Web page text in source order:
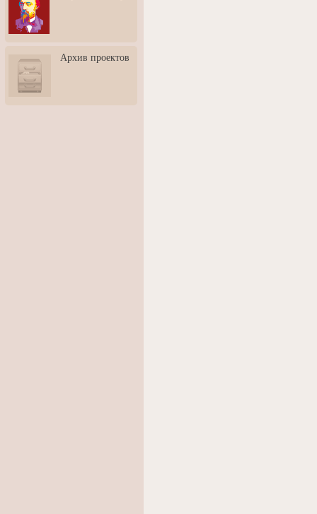
3: Обусловленности
человека и их влияние на
карьеру
скульптором Дмитрием
Тугариновым
АртБульвар в День города
Архив проектов